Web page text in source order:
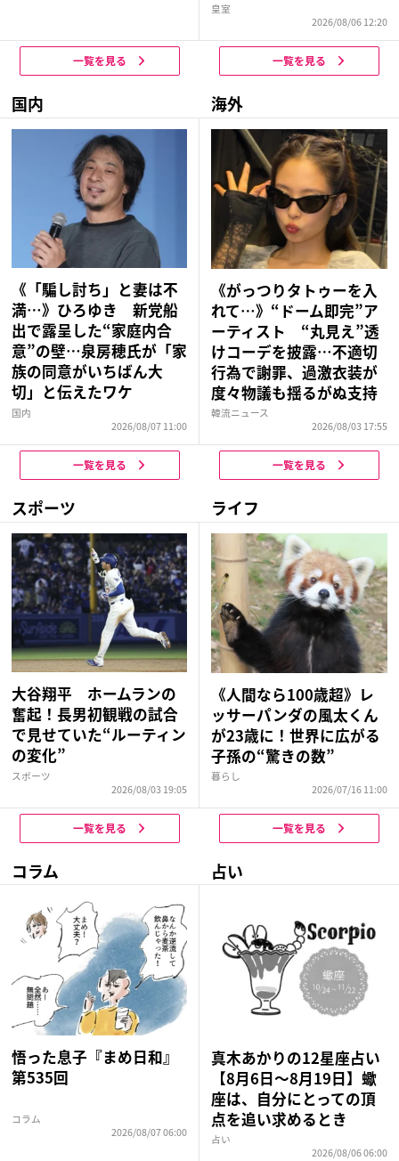
一覧を見る
皇室
2026/08/06 12:20
一覧を見る
国内
《「騙し討ち」と妻は不
満…》ひろゆき 新党船
出で露呈した“家庭内合
意”の壁…泉房穂氏が「家
族の同意がいちばん大
切」と伝えたワケ
国内
2026/08/07 11:00
一覧を見る
海外
《がっつりタトゥーを入
れて…》“ドーム即完”ア
ーティスト “丸見え”透
けコーデを披露…不適切
行為で謝罪、過激衣装が
度々物議も揺るがぬ支持
韓流ニュース
2026/08/03 17:55
一覧を見る
スポーツ
大谷翔平 ホームランの
奮起！長男初観戦の試合
で見せていた“ルーティン
の変化”
スポーツ
2026/08/03 19:05
一覧を見る
ライフ
《人間なら100歳超》レ
ッサーパンダの風太くん
が23歳に！世界に広がる
子孫の“驚きの数”
暮らし
2026/07/16 11:00
一覧を見る
コラム
悟った息子『まめ日和』
第535回
コラム
2026/08/07 06:00
占い
真木あかりの12星座占い
【8月6日～8月19日】蠍
座は、自分にとっての頂
点を追い求めるとき
占い
2026/08/06 06:00